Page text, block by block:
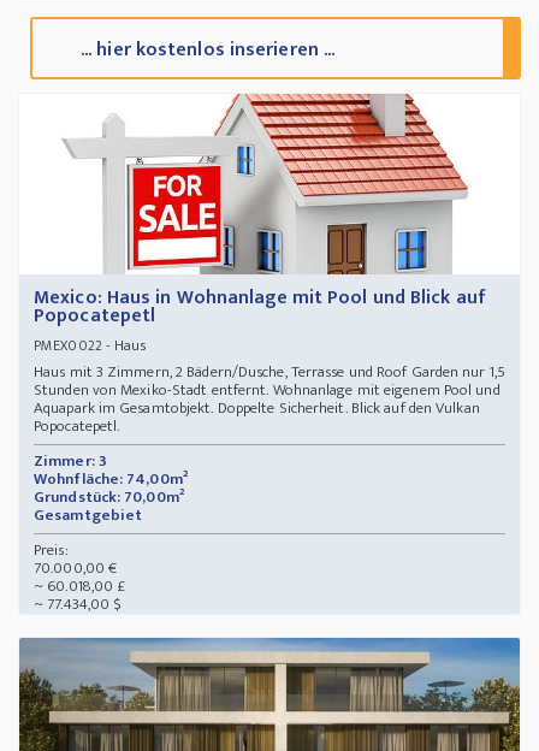
... hier kostenlos inserieren ...
Mexico: Haus in Wohnanlage mit Pool und Blick auf
Popocatepetl
PMEX0022- Haus
Haus mit 3 Zimmern, 2 Bädern/Dusche, Terrasse und Roof Garden nur 1,5
Stunden von Mexiko-Stadt entfernt. Wohnanlage mit eigenem Pool und
Aquapark im Gesamtobjekt. Doppelte Sicherheit. Blick auf den Vulkan
Popocatepetl.
Zimmer: 3
Wohnfläche: 74,00m²
Grundstück: 70,00m²
Gesamtgebiet
Preis:
70.000,00 €
~ 60.018,00 £
~ 77.434,00 $